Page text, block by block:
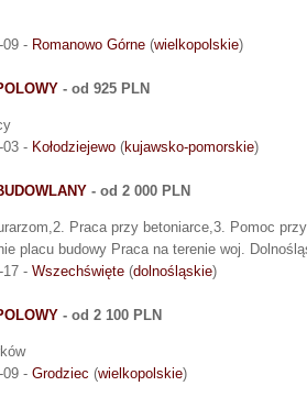
09 - Romanowo Górne (wielkopolskie)
- od 925 PLN
03 - Kołodziejewo (kujawsko-pomorskie)
- od 2 000 PLN
Praca przy betoniarce,3. Pomoc
placu budowy Praca na terenie woj.
17 - Wszechświęte (dolnośląskie)
- od 2 100 PLN
09 - Grodziec (wielkopolskie)